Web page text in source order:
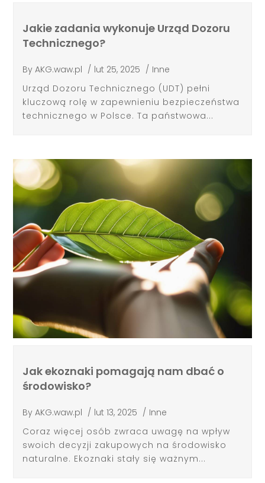
Jakie zadania wykonuje Urząd Dozoru
Technicznego?
ByAKG.waw.pl / lut 25, 2025 / Inne
Urząd Dozoru Technicznego (UDT) pełni
kluczową rolę w zapewnieniu bezpieczeństwa
technicznego w Polsce. Ta państwowa...
Jak ekoznaki pomagają nam dbać o
środowisko?
ByAKG.waw.pl / lut 13, 2025 / Inne
Coraz więcej osób zwraca uwagę na wpływ
swoich decyzji zakupowych na środowisko
naturalne. Ekoznaki stały się ważnym...